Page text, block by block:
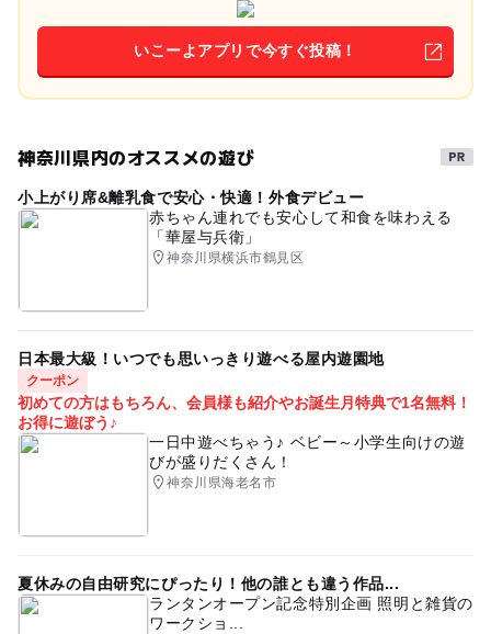
いこーよアプリで今すぐ投稿！
神奈川県内のオススメの遊び
小上がり席&離乳食で安心・快適！外食デビュー
赤ちゃん連れでも安心して和食を味わえる
「華屋与兵衛」
神奈川県横浜市鶴見区
日本最大級！いつでも思いっきり遊べる屋内遊園地
クーポン
初めての方はもちろん、会員様も紹介やお誕生月特典で1名無料！
お得に遊ぼう♪
一日中遊べちゃう♪ ベビー～小学生向けの遊
びが盛りだくさん！
神奈川県海老名市
夏休みの自由研究にぴったり！他の誰とも違う作品...
ランタンオープン記念特別企画 照明と雑貨の
ワークショ...